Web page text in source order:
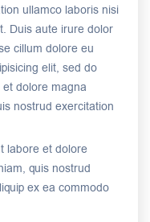
ullamco laboris nisi
Duis aute irure dolor
cillum dolore eu
elit, sed do
dolore magna
nostrud exercitation
labore et dolore
quis nostrud
ex ea commodo